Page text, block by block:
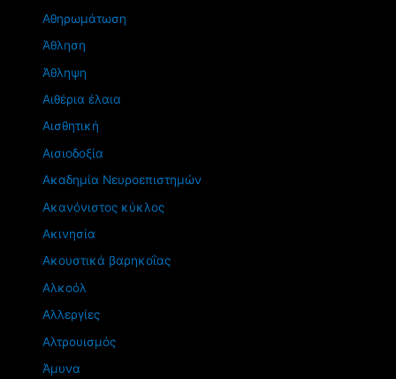
Αθηρωμάτωση
Άθληση
Άθληψη
Αιθέρια έλαια
Αισθητική
Αισιοδοξία
Ακαδημία Νευροεπιστημών
Ακανόνιστος κύκλος
Ακινησία
Ακουστικά βαρηκοΐας
Αλκοόλ
Αλλεργίες
Αλτρουισμός
Άμυνα